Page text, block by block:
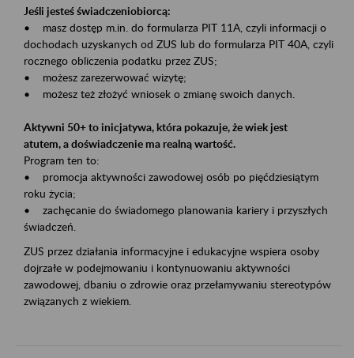
Jeśli jesteś świadczeniobiorcą:
• masz dostęp m.in. do formularza PIT 11A, czyli informacji o
dochodach uzyskanych od ZUS lub do formularza PIT 40A, czyli
rocznego obliczenia podatku przez ZUS;
• możesz zarezerwować wizytę;
• możesz też złożyć wniosek o zmianę swoich danych.
Aktywni 50+ to inicjatywa, która pokazuje, że wiek jest
atutem, a doświadczenie ma realną wartość.
Program ten to:
• promocja aktywności zawodowej osób po pięćdziesiątym
roku życia;
• zachęcanie do świadomego planowania kariery i przyszłych
świadczeń.
ZUS przez działania informacyjne i edukacyjne wspiera osoby
dojrzałe w podejmowaniu i kontynuowaniu aktywności
zawodowej, dbaniu o zdrowie oraz przełamywaniu stereotypów
związanych z wiekiem.